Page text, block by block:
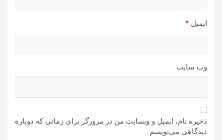
ایمیل *
وب‌ سایت
ذخیره نام، ایمیل و وبسایت من در مرورگر برای زمانی که دوباره
دیدگاهی می‌نویسم.